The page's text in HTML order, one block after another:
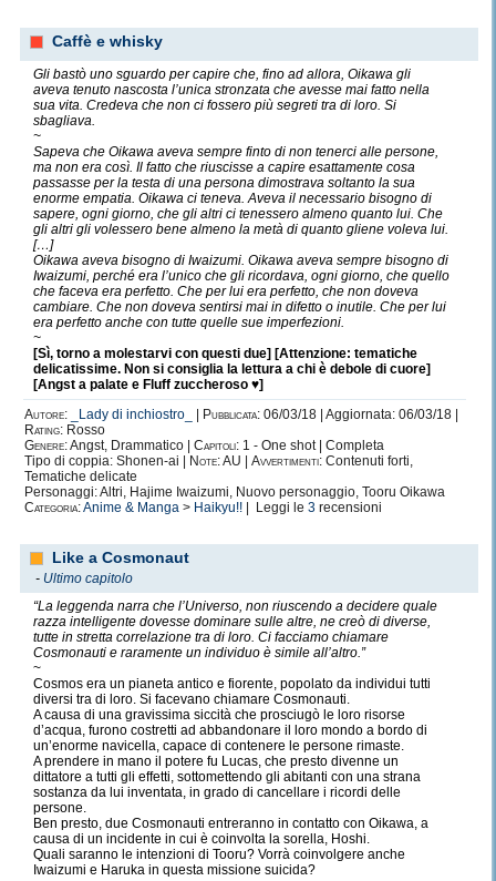
Caffè e whisky
Gli bastò uno sguardo per capire che, fino ad allora, Oikawa gli
aveva tenuto nascosta l’unica stronzata che avesse mai fatto nella
sua vita. Credeva che non ci fossero più segreti tra di loro. Si
sbagliava.
~
Sapeva che Oikawa aveva sempre finto di non tenerci alle persone,
ma non era così. Il fatto che riuscisse a capire esattamente cosa
passasse per la testa di una persona dimostrava soltanto la sua
enorme empatia. Oikawa ci teneva. Aveva il necessario bisogno di
sapere, ogni giorno, che gli altri ci tenessero almeno quanto lui. Che
gli altri gli volessero bene almeno la metà di quanto gliene voleva lui.
[…]
Oikawa aveva bisogno di Iwaizumi. Oikawa aveva sempre bisogno di
Iwaizumi, perché era l’unico che gli ricordava, ogni giorno, che quello
che faceva era perfetto. Che per lui era perfetto, che non doveva
cambiare. Che non doveva sentirsi mai in difetto o inutile. Che per lui
era perfetto anche con tutte quelle sue imperfezioni.
~
[Sì, torno a molestarvi con questi due] [Attenzione: tematiche
delicatissime. Non si consiglia la lettura a chi è debole di cuore]
[Angst a palate e Fluff zuccheroso ♥]
Autore:
_Lady di inchiostro_ Pubblicata: 06/03/18 | Aggiornata: 06/03/18 |
Rating: Rosso
Genere:Angst, Drammatico | Capitoli: 1 - One shot | Completa
Tipo di coppia: Shonen-ai |
Note:AU | Avvertimenti: Contenuti forti,
Tematiche delicate
Personaggi: Altri, Hajime Iwaizumi, Nuovo personaggio, Tooru Oikawa
Categoria:Anime & Manga > Haikyu!! | Leggi le 3 recensioni
Like a Cosmonaut
- Ultimo capitolo
“La leggenda narra che l’Universo, non riuscendo a decidere quale
razza intelligente dovesse dominare sulle altre, ne creò di diverse,
tutte in stretta correlazione tra di loro. Ci facciamo chiamare
Cosmonauti e raramente un individuo è simile all’altro.”
~
Cosmos era un pianeta antico e fiorente, popolato da individui tutti
diversi tra di loro. Si facevano chiamare Cosmonauti.
A causa di una gravissima siccità che prosciugò le loro risorse
d’acqua, furono costretti ad abbandonare il loro mondo a bordo di
un’enorme navicella, capace di contenere le persone rimaste.
A prendere in mano il potere fu Lucas, che presto divenne un
dittatore a tutti gli effetti, sottomettendo gli abitanti con una strana
sostanza da lui inventata, in grado di cancellare i ricordi delle
persone.
Ben presto, due Cosmonauti entreranno in contatto con Oikawa, a
causa di un incidente in cui è coinvolta la sorella, Hoshi.
Quali saranno le intenzioni di Tooru? Vorrà coinvolgere anche
Iwaizumi e Haruka in questa missione suicida?